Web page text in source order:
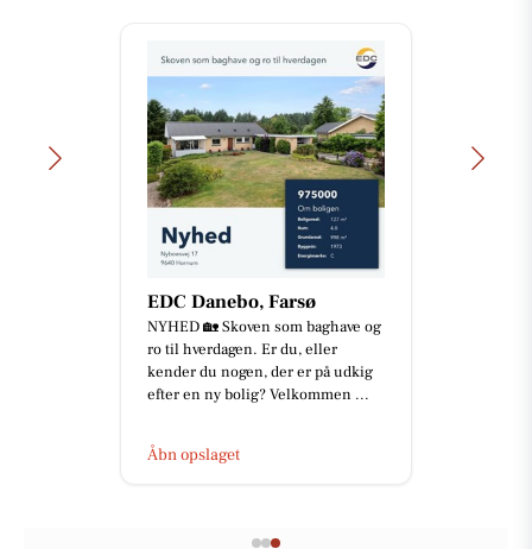
EDC Danebo, Farsø
NYHED 🏡 Skoven som baghave og
ro til hverdagen. Er du, eller
kender du nogen, der er på udkig
efter en ny bolig? Velkommen ...
Åbn opslaget